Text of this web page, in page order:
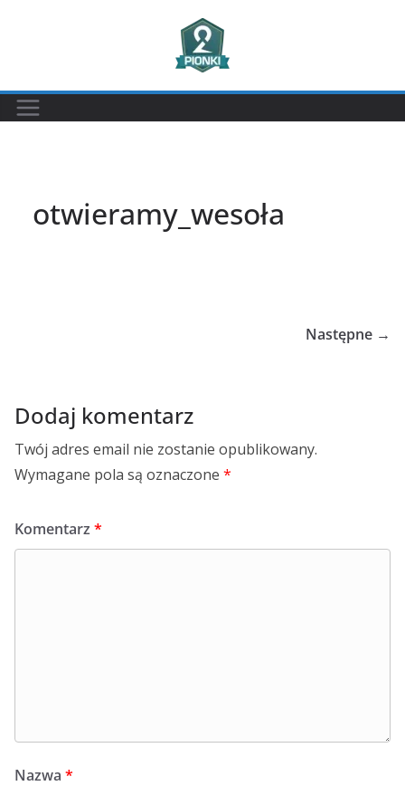
otwieramy_wesoła
Następne →
Dodaj komentarz
Twój adres email nie zostanie opublikowany.
Wymagane pola są oznaczone *
Komentarz *
Nazwa *